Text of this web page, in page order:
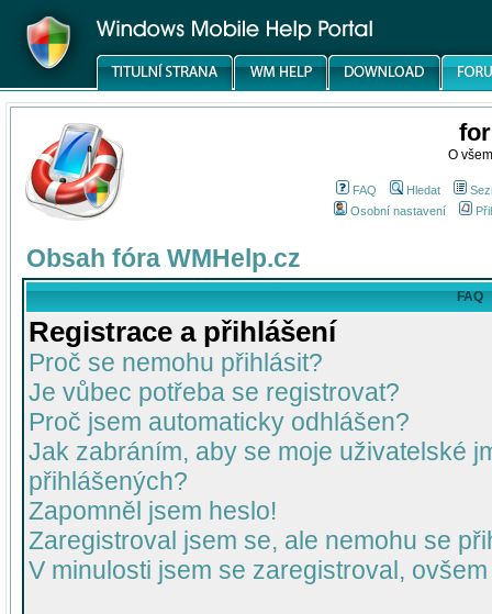
O
FAQ Hledat
Osobní nastavení
Obsah fóra WMHelp.cz
FAQ
Registrace a přihlášení
Proč se nemohu přihlásit?
Je vůbec potřeba se registrovat?
Proč jsem automaticky odhlášen?
Jak zabráním, aby se moje uživatelské
přihlášených?
Zapomněl jsem heslo!
Zaregistroval jsem se, ale nemohu se
V minulosti jsem se zaregistroval,